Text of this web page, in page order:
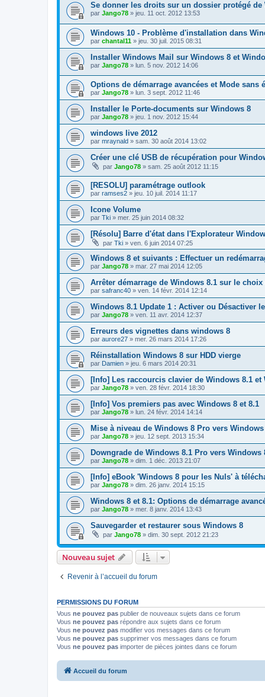
Se donner les droits sur un dossier protégé de
par Jango78 » jeu. 11 oct. 2012 13:53
Windows 10 - Problème d'installation dans
par chantal11 » jeu. 30 juil. 2015 08:31
Installer Windows Mail sur Windows 8 et
par Jango78 » lun. 5 nov. 2012 14:06
Options de démarrage avancées et Mode sans
par Jango78 » lun. 3 sept. 2012 11:46
Installer le Porte-documents sur Windows 8
par Jango78 » jeu. 1 nov. 2012 15:44
windows live 2012
par mraynald » sam. 30 août 2014 13:02
Créer une clé USB de récupération pour
par Jango78 » sam. 25 août 2012 11:15
[RESOLU] paramétrage outlook
par ramses2 » jeu. 10 juil. 2014 11:17
Icone Volume
par Tki » mer. 25 juin 2014 08:32
[Résolu] Barre d'état dans l'Explorateur
par Tki » ven. 6 juin 2014 07:25
Windows 8 et suivants : Effectuer un
par Jango78 » mar. 27 mai 2014 12:05
Arrêter démarrage de Windows 8.1 sur le
par safranc40 » ven. 14 févr. 2014 12:14
Windows 8.1 Update 1 : Activer ou Désactiver
par Jango78 » ven. 11 avr. 2014 12:37
Erreurs des vignettes dans windows 8
par aurore27 » mer. 26 mars 2014 17:26
Réinstallation Windows 8 sur HDD vierge
par Damien » jeu. 6 mars 2014 20:31
[Info] Les raccourcis clavier de Windows 8.1 et
par Jango78 » ven. 28 févr. 2014 18:30
[Info] Vos premiers pas avec Windows 8 et 8.1
par Jango78 » lun. 24 févr. 2014 14:14
Mise à niveau de Windows 8 Pro vers
par Jango78 » jeu. 12 sept. 2013 15:34
Downgrade de Windows 8.1 Pro vers
par Jango78 » dim. 1 déc. 2013 21:07
[Info] eBook 'Windows 8 pour les Nuls' à
par Jango78 » dim. 26 janv. 2014 15:15
Windows 8 et 8.1: Options de démarrage
par Jango78 » mer. 8 janv. 2014 13:43
Sauvegarder et restaurer sous Windows 8
par Jango78 » dim. 30 sept. 2012 21:23
Nouveau sujet
Revenir à l’accueil du forum
PERMISSIONS DU FORUM
Vous ne pouvez pas publier de nouveaux sujets dans ce forum
Vous ne pouvez pas répondre aux sujets dans ce forum
Vous ne pouvez pas modifier vos messages dans ce forum
Vous ne pouvez pas supprimer vos messages dans ce forum
Vous ne pouvez pas importer de pièces jointes dans ce forum
Accueil du forum